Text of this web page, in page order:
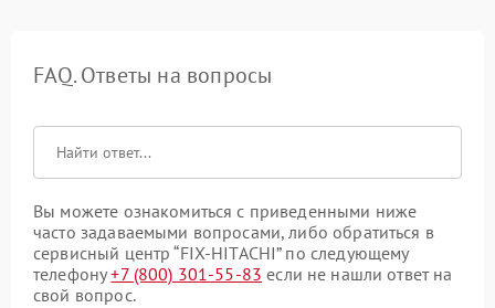
FAQ. Ответы на вопросы
Вы можете ознакомиться с приведенными ниже
часто задаваемыми вопросами, либо обратиться в
сервисный центр “FIX-HITACHI” по следующему
телефону+7 (800) 301-55-83 если не нашли ответ на
свой вопрос.